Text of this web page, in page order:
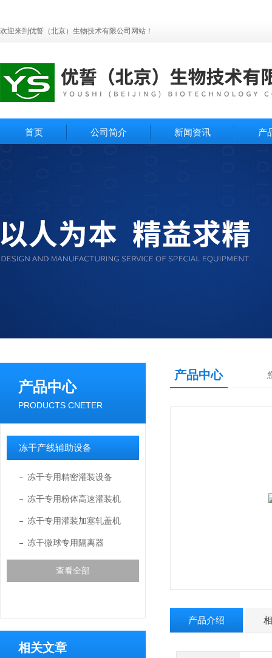
欢迎来到优誓（北京）生物技术有限公司网站！
首页 公司简介 新闻资讯 产
产品中心
PRODUCTS CNETER
冻干产线辅助设备
冻干专用精密灌装设备
冻干专用粉体高速灌装机
冻干专用灌装加塞轧盖机
冻干微球专用隔离器
查看全部
相关文章
产品中心
产品介绍